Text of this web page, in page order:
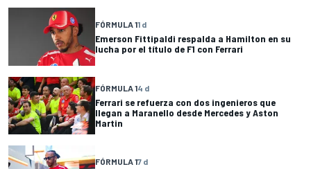
FÓRMULA 11 d
Emerson Fittipaldi respalda a Hamilton en su
lucha por el título de F1 con Ferrari
FÓRMULA 14 d
Ferrari se refuerza con dos ingenieros que
llegan a Maranello desde Mercedes y Aston
Martin
FÓRMULA 17 d